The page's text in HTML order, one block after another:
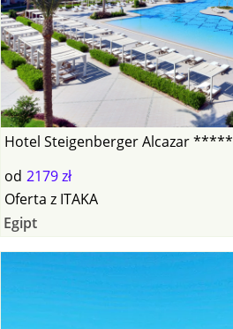
Hotel Steigenberger Alcazar *****
od 2179 zł
Oferta z ITAKA
Egipt